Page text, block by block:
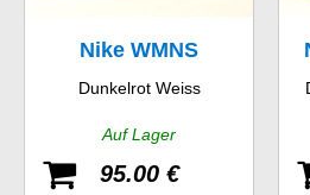
Nike WMNS
Dualtone Racer SE
Dunkelrot Weiss
Auf Lager
95.00 €